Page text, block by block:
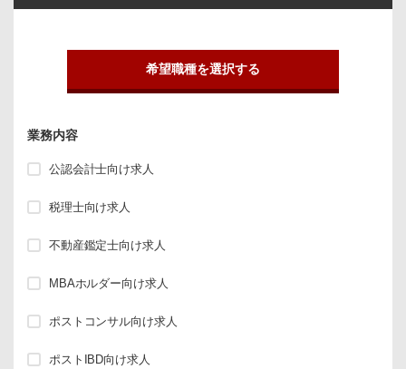
希望職種を選択する
業務内容
公認会計士向け求人
税理士向け求人
不動産鑑定士向け求人
MBAホルダー向け求人
ポストコンサル向け求人
ポストIBD向け求人